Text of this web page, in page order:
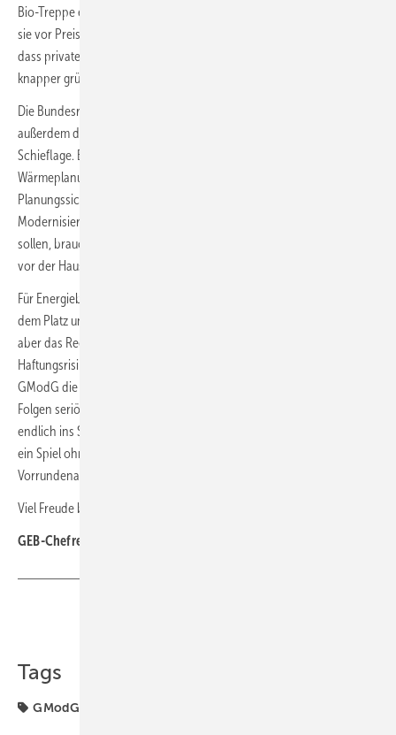
Bio-Treppe erscheinen ihnen deshalb unrealistisch; zugleich warnen
sie vor Preisrisiken, Fehlanreizen bei der Heizungswahl und davor,
dass private Haushalte über die Heizkosten mittelbar den Hochlauf
knapper grüner Energieträger mitfinanzieren.
Die Bundesratsausschüsse kritisieren in ihren Empfehlungen
außerdem die handwerklichen Schwächen ebenso wie die inhaltliche
Schieflage. Besonders die Verzahnung mit der kommunalen
Wärmeplanung sei mangelhaft, denn ohne belastbare
Planungssicherheit vor Ort verpufft jede individuelle
Modernisierungsentscheidung. Eigentümer, die heute investieren
sollen, brauchen Klarheit darüber, ob in fünf Jahren ein Wärmenetz
vor der Haustür liegt oder nicht.
Für Energieberatende ist das fatal, denn sie sind die Spielmacher auf
dem Platz und übersetzen Paragrafen in Sanierungsfahrpläne. Wenn
aber das Regelwerk widersprüchlich bleibt, wird jede Beratung zum
Haftungsrisiko. Die Bundesratsausschüsse und der NKR haben dem
GModG die taktische Marschroute klar vorgegeben: nachjustieren,
Folgen seriös abschätzen, Bürokratie abbauen und die Wärmeplanung
endlich ins Spiel einbinden. Geschieht das nicht, bleibt der Entwurf
ein Spiel ohne Konzept, sodass man dem GModG nur das
Vorrundenaus wünschen kann.
Viel Freude beim Lesen wünscht Ihnen
GEB-Chefredakteur Joachim Berner
Tags
GModG